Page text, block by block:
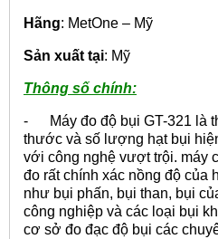
Hãng: MetOne – Mỹ
Sản xuất tại: Mỹ
Thông số chính:
- Máy đo độ bụi GT-321 là
thước và số lượng hạt bụi
với công nghệ vượt trội. máy
đo rất chính xác nồng độ của
như bụi phấn, bụi than, bụi
công nghiệp và các loại bụi
cơ sở đo đạc độ bụi các